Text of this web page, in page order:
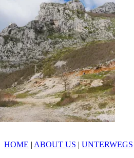
HOME | ABOUT US | UNTERWEGS